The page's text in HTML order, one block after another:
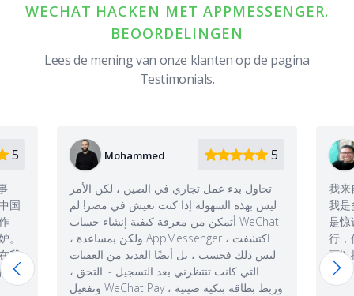
WECHAT HACKEN MET APPMESSENGER.
BEOORDELINGEN
Lees de mening van onze klanten op de pagina
Testimonials.
5 Wang 5
我来自中国。当我看到AppMessenger时，
我是多么惊讶。而当我看到它能工作时，更
是惊讶。我认为这个应用不太可能在中国流
行，但是对于那些能够使用它的人来说，它
可以提供难以置信的机会
Ik
Ik